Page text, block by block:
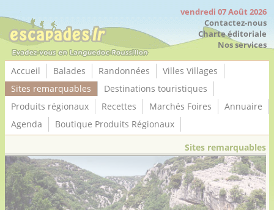
vendredi 07 Août 2026
Contactez-nous
Charte éditoriale
Nos services
Accueil Balades Randonnées
Villes Villages
Sites remarquables
Destinations touristiques
Produits régionaux
Recettes Marchés Foires
Annuaire
Agenda
Boutique Produits Régionaux
Sites remarquables